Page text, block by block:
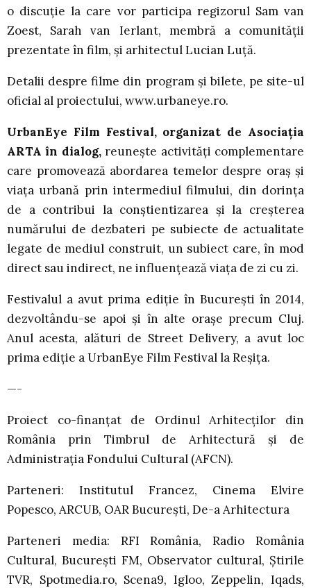
o discuție la care vor participa regizorul Sam van
Zoest, Sarah van Ierlant, membră a comunității
prezentate în film, și arhitectul Lucian Luță.
Detalii despre filme din program și bilete, pe site-ul
oficial al proiectului, www.urbaneye.ro.
UrbanEye Film Festival, organizat de Asociaţia
ARTA în dialog,reunește activități complementare
care promovează abordarea temelor despre oraș și
viața urbană prin intermediul filmului, din dorința
de a contribui la conștientizarea și la creșterea
numărului de dezbateri pe subiecte de actualitate
legate de mediul construit, un subiect care, în mod
direct sau indirect, ne influențează viața de zi cu zi.
Festivalul a avut prima ediție în București în 2014,
dezvoltându-se apoi și în alte orașe precum Cluj.
Anul acesta, alături de Street Delivery, a avut loc
prima ediție a UrbanEye Film Festival la Reșița.
—-
Proiect co-finanţat de Ordinul Arhitecţilor din
România prin Timbrul de Arhitectură și de
Administrația Fondului Cultural (AFCN).
Parteneri: Institutul Francez, Cinema Elvire
Popesco, ARCUB, OAR București, De-a Arhitectura
Parteneri media: RFI România, Radio România
Cultural, București FM, Observator cultural, Știrile
TVR, Spotmedia.ro, Scena9, Igloo, Zeppelin, Iqads,